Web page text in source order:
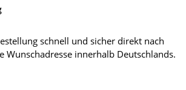
schnell und sicher direkt nach
Wunschadresse innerhalb Deutschlands.